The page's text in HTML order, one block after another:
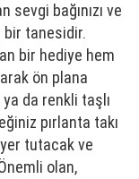
bağınızı ve
bir tanesidir.
bir hediye hem
ön plana
da renkli taşlı
pırlanta takı
tutacak ve
olan,